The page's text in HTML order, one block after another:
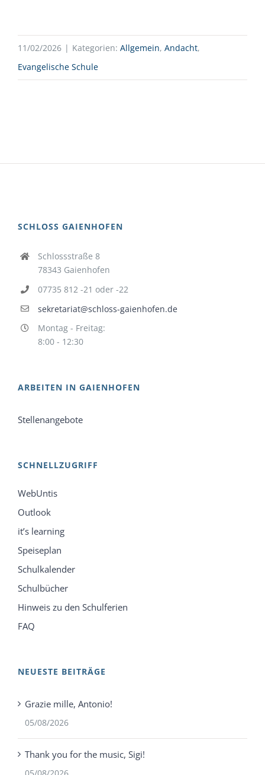
11/02/2026 | Kategorien: Allgemein, Andacht,
Evangelische Schule
SCHLOSS GAIENHOFEN
Schlossstraße 8
78343 Gaienhofen
07735 812 -21 oder -22
sekretariat@schloss-gaienhofen.de
Montag - Freitag:
8:00 - 12:30
ARBEITEN IN GAIENHOFEN
Stellenangebote
SCHNELLZUGRIFF
WebUntis
Outlook
it’s learning
Speiseplan
Schulkalender
Schulbücher
Hinweis zu den Schulferien
FAQ
NEUESTE BEITRÄGE
Grazie mille, Antonio!
05/08/2026
Thank you for the music, Sigi!